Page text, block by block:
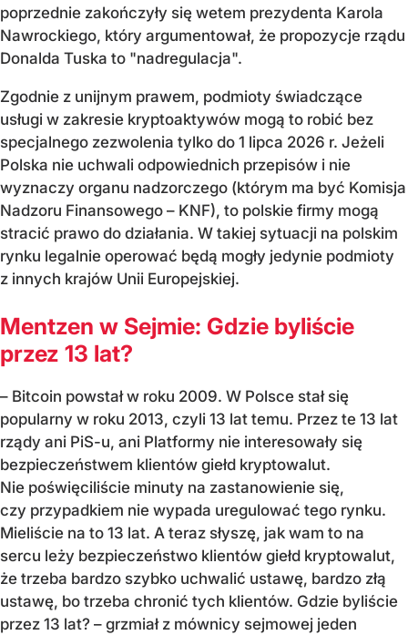
poprzednie zakończyły się wetem prezydenta Karola
Nawrockiego, który argumentował, że propozycje rządu
Donalda Tuska to "nadregulacja".
Zgodnie z unijnym prawem, podmioty świadczące
usługi w zakresie kryptoaktywów mogą to robić bez
specjalnego zezwolenia tylko do 1 lipca 2026 r. Jeżeli
Polska nie uchwali odpowiednich przepisów i nie
wyznaczy organu nadzorczego (którym ma być Komisja
Nadzoru Finansowego – KNF), to polskie firmy mogą
stracić prawo do działania. W takiej sytuacji na polskim
rynku legalnie operować będą mogły jedynie podmioty
z innych krajów Unii Europejskiej.
Mentzen w Sejmie: Gdzie byliście
przez 13 lat?
– Bitcoin powstał w roku 2009. W Polsce stał się
popularny w roku 2013, czyli 13 lat temu. Przez te 13 lat
rządy ani PiS-u, ani Platformy nie interesowały się
bezpieczeństwem klientów giełd kryptowalut.
Nie poświęciliście minuty na zastanowienie się,
czy przypadkiem nie wypada uregulować tego rynku.
Mieliście na to 13 lat. A teraz słyszę, jak wam to na
sercu leży bezpieczeństwo klientów giełd kryptowalut,
że trzeba bardzo szybko uchwalić ustawę, bardzo złą
ustawę, bo trzeba chronić tych klientów. Gdzie byliście
przez 13 lat? – grzmiał z mównicy sejmowej jeden